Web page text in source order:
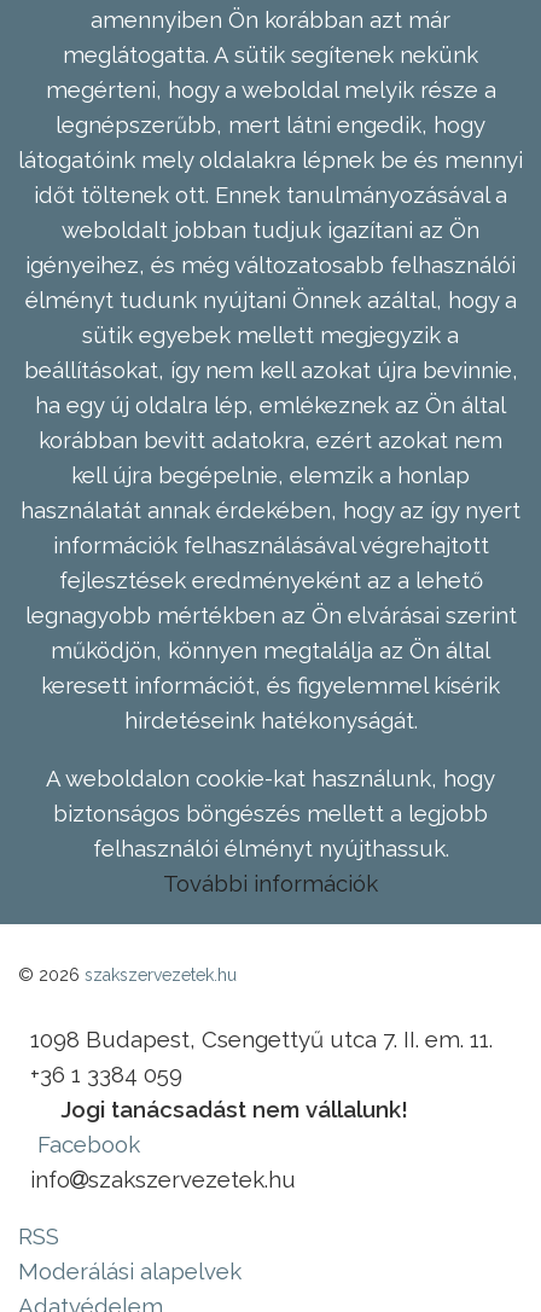
amennyiben Ön korábban azt már
meglátogatta. A sütik segítenek nekünk
megérteni, hogy a weboldal melyik része a
legnépszerűbb, mert látni engedik, hogy
látogatóink mely oldalakra lépnek be és mennyi
időt töltenek ott. Ennek tanulmányozásával a
weboldalt jobban tudjuk igazítani az Ön
igényeihez, és még változatosabb felhasználói
élményt tudunk nyújtani Önnek azáltal, hogy a
sütik egyebek mellett megjegyzik a
beállításokat, így nem kell azokat újra bevinnie,
ha egy új oldalra lép, emlékeznek az Ön által
korábban bevitt adatokra, ezért azokat nem
kell újra begépelnie, elemzik a honlap
használatát annak érdekében, hogy az így nyert
információk felhasználásával végrehajtott
fejlesztések eredményeként az a lehető
legnagyobb mértékben az Ön elvárásai szerint
működjön, könnyen megtalálja az Ön által
keresett információt, és figyelemmel kísérik
hirdetéseink hatékonyságát.
A weboldalon cookie-kat használunk, hogy
biztonságos böngészés mellett a legjobb
felhasználói élményt nyújthassuk.
További információk
© 2026 szakszervezetek.hu
1098 Budapest, Csengettyű utca 7. II. em. 11.
+36 1 3384 059
Jogi tanácsadást nem vállalunk!
Facebook
info
szakszervezetek.hu
RSS
Moderálási alapelvek
Adatvédelem